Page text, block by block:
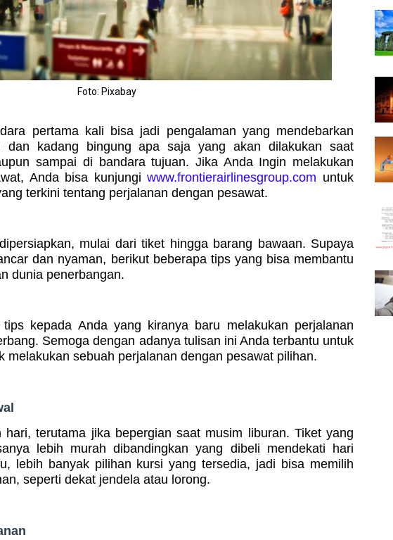
Foto: Pixabay
pertama kali bisa jadi pengalaman yang mendebarkan
dan kadang bingung apa saja yang akan dilakukan saat
sampai di bandara tujuan. Jika Anda Ingin melakukan
Anda bisa kunjungiwww.frontierairlinesgroup.com untuk
terkini tentang perjalanan dengan pesawat.
mulai dari tiket hingga barang bawaan. Supaya
dan nyaman, berikut beberapa tips yang bisa membantu
dunia penerbangan.
kepada Anda yang kiranya baru melakukan perjalanan
Semoga dengan adanya tulisan ini Anda terbantu untuk
melakukan sebuah perjalanan dengan pesawat pilihan.
terutama jika bepergian saat musim liburan. Tiket yang
lebih murah dibandingkan yang dibeli mendekati hari
lebih banyak pilihan kursi yang tersedia, jadi bisa memilih
seperti dekat jendela atau lorong.